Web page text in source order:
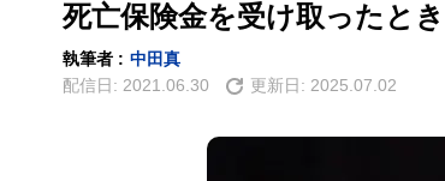
死亡保険金を受け取ったと
執筆者 : 中田真
配信日: 2021.06.30 更新日: 2025.07.02